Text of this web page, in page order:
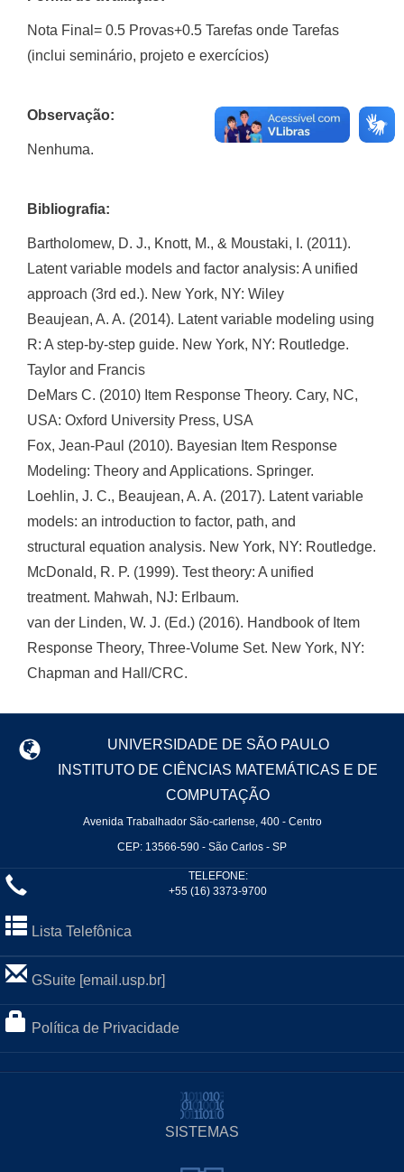
Nota Final= 0.5 Provas+0.5 Tarefas onde Tarefas
(inclui seminário, projeto e exercícios)
Observação:
Nenhuma.
Bibliografia:
Bartholomew, D. J., Knott, M., & Moustaki, I. (2011).
Latent variable models and factor analysis: A unified
approach (3rd ed.). New York, NY: Wiley
Beaujean, A. A. (2014). Latent variable modeling using
R: A step-by-step guide. New York, NY: Routledge.
Taylor and Francis
DeMars C. (2010) Item Response Theory. Cary, NC,
USA: Oxford University Press, USA
Fox, Jean-Paul (2010). Bayesian Item Response
Modeling: Theory and Applications. Springer.
Loehlin, J. C., Beaujean, A. A. (2017). Latent variable
models: an introduction to factor, path, and
structural equation analysis. New York, NY: Routledge.
McDonald, R. P. (1999). Test theory: A unified
treatment. Mahwah, NJ: Erlbaum.
van der Linden, W. J. (Ed.) (2016). Handbook of Item
Response Theory, Three-Volume Set. New York, NY:
Chapman and Hall/CRC.
UNIVERSIDADE DE SÃO PAULO
INSTITUTO DE CIÊNCIAS MATEMÁTICAS E DE
COMPUTAÇÃO
Avenida Trabalhador São-carlense, 400 - Centro
CEP: 13566-590 - São Carlos - SP
TELEFONE:
+55 (16) 3373-9700
Lista Telefônica
GSuite [email.usp.br]
Política de Privacidade
SISTEMAS